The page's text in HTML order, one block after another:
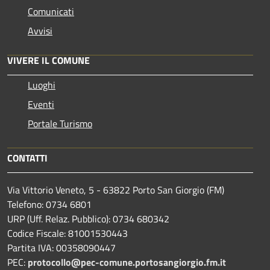
Comunicati
Avvisi
VIVERE IL COMUNE
Luoghi
Eventi
Portale Turismo
CONTATTI
Via Vittorio Veneto, 5 - 63822 Porto San Giorgio (FM)
Telefono: 0734 6801
URP (Uff. Relaz. Pubblico): 0734 680342
Codice Fiscale: 81001530443
Partita IVA: 00358090447
PEC: protocollo@pec-comune.portosangiorgio.fm.it